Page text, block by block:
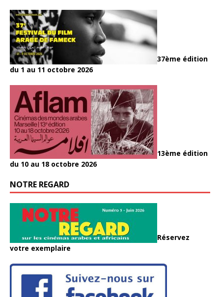
37ème édition
du 1 au 11 octobre 2026
13ème édition
du 10 au 18 octobre 2026
NOTRE REGARD
Réservez
votre exemplaire